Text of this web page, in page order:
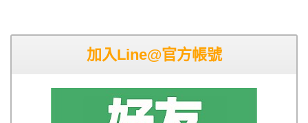
加入Line@官方帳號